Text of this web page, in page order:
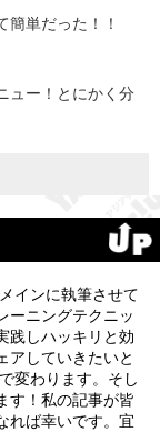
簡単だった！！
ュー！とにかく分
インに執筆させて
ーニングテクニッ
践しハッキリと効
アしていきたいと
変わります。そし
す！私の記事が皆
れば幸いです。宜